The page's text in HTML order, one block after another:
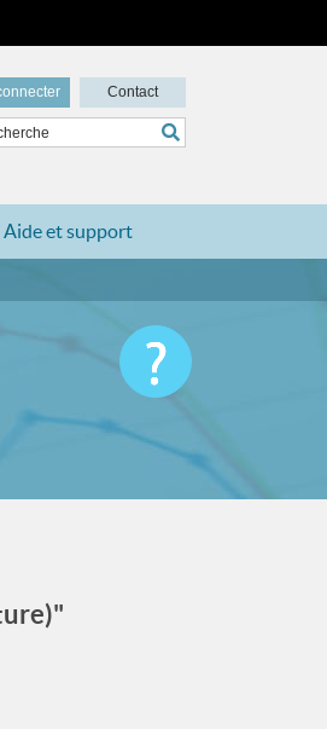
Contact
Aide et support